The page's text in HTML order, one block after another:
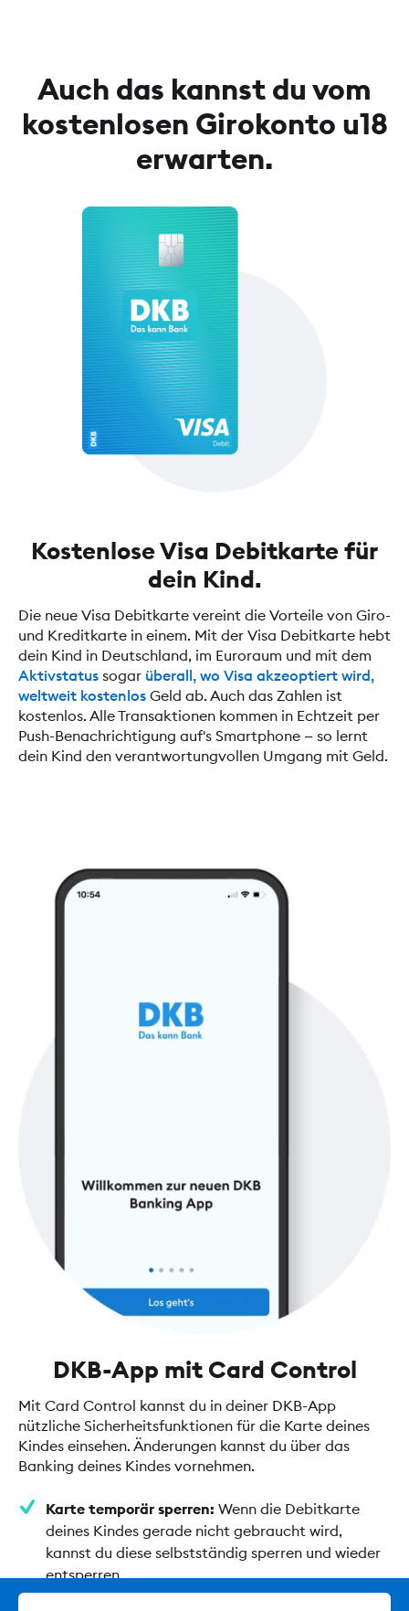
Auch das kannst du vom
kostenlosen Girokonto u18
erwarten.
Kostenlose Visa Debitkarte für
dein Kind.
Die neue Visa Debitkarte vereint die Vorteile von Giro-
und Kreditkarte in einem. Mit der Visa Debitkarte hebt
dein Kind in Deutschland, im Euroraum und mit dem
Aktivstatus sogar überall, wo Visa akzeoptiert wird,
weltweit kostenlos Geld ab. Auch das Zahlen ist
kostenlos. Alle Transaktionen kommen in Echtzeit per
Push-Benachrichtigung auf's Smartphone — so lernt
dein Kind den verantwortungvollen Umgang mit Geld.
DKB-App mit Card Control
Mit Card Control kannst du in deiner DKB-App
nützliche Sicherheitsfunktionen für die Karte deines
Kindes einsehen. Änderungen kannst du über das
Banking deines Kindes vornehmen.
Karte temporär sperren: Wenn die Debitkarte
deines Kindes gerade nicht gebraucht wird,
kannst du diese selbstständig sperren und wieder
entsperren.